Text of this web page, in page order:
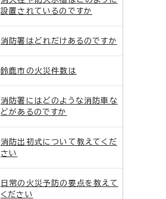
設置されているのですか
消防署はどれだけあるのですか
鈴鹿市の火災件数は
消防署にはどのような消防車な
どがあるのですか
消防出初式について教えてくだ
さい
日常の火災予防の要点を教えて
ください